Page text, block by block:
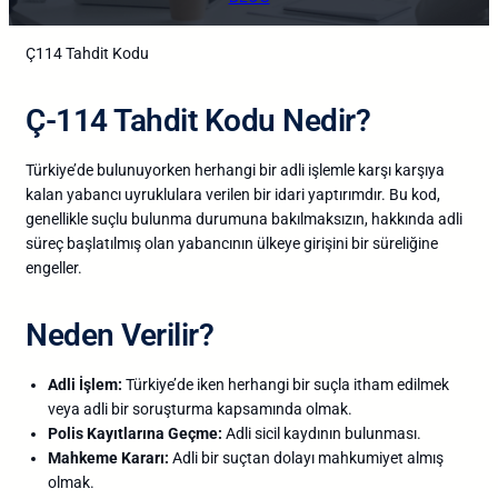
Ç114 Tahdit Kodu
Ç-114 Tahdit Kodu Nedir?
Türkiye’de bulunuyorken herhangi bir adli işlemle karşı karşıya
kalan yabancı uyruklulara verilen bir idari yaptırımdır. Bu kod,
genellikle suçlu bulunma durumuna bakılmaksızın, hakkında adli
süreç başlatılmış olan yabancının ülkeye girişini bir süreliğine
engeller.
Neden Verilir?
Adli İşlem: Türkiye’de iken herhangi bir suçla itham edilmek
veya adli bir soruşturma kapsamında olmak.
Polis Kayıtlarına Geçme: Adli sicil kaydının bulunması.
Mahkeme Kararı: Adli bir suçtan dolayı mahkumiyet almış
olmak.